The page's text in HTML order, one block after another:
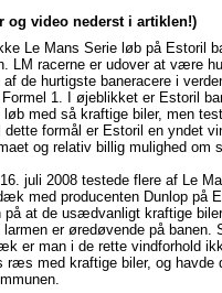
og video nederst i artiklen!)
Le Mans Serie løb på Estoril
LM racerne er udover at være
af de hurtigste baneracere i
1. I øjeblikket er Estoril
løb med så kraftige biler, men
dette formål er Estoril en yndet
og relativ billig mulighed om
juli 2008 testede flere af Le
med producenten Dunlop på
på at de usædvanligt kraftige
er øredøvende på banen.
er man i de rette vindforhold
ræs med kraftige biler, og